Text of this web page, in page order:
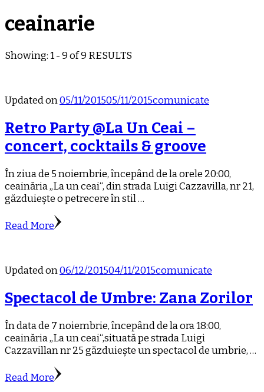
ceainarie
Showing: 1 - 9 of 9 RESULTS
Updated on05/11/201505/11/2015comunicate
Retro Party @La Un Ceai –
concert, cocktails & groove
În ziua de 5 noiembrie, începând de la orele 20:00,
ceainăria „La un ceai“, din strada Luigi Cazzavilla, nr 21,
găzduiește o petrecere în stil …
Read More
Updated on06/12/201504/11/2015comunicate
Spectacol de Umbre: Zana Zorilor
În data de 7 noiembrie, începând de la ora 18:00,
ceainăria „La un ceai“,situată pe strada Luigi
Cazzavillan nr 25 găzduiește un spectacol de umbrie, …
Read More